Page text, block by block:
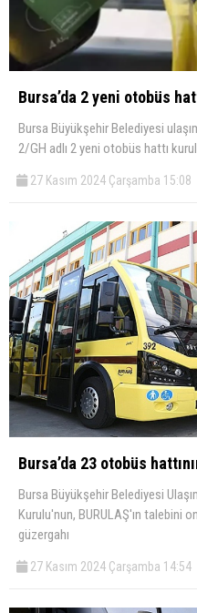
Bursa’da 2 yeni otobüs
Bursa Büyükşehir Belediyesi
2/GH adlı 2 yeni otobüs hattı
27 Kasım 2024 Çarşamba 15:08
Bursa’da 23 otobüs
Bursa Büyükşehir Belediyesi
Kurulu'nun, BURULAŞ'ın talebini
güzergahı
27 Kasım 2024 Çarşamba 14:54